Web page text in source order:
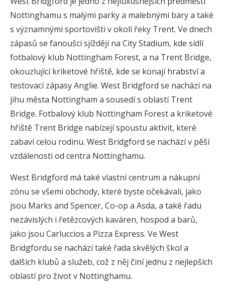
Nottinghamu s malými parky a malebnými bary a také
s významnými sportovišti v okolí řeky Trent. Ve dnech
zápasů se fanoušci sjíždějí na City Stadium, kde sídlí
fotbalový klub Nottingham Forest, a na Trent Bridge,
okouzlující kriketové hřiště, kde se konají hrabství a
testovací zápasy Anglie. West Bridgford se nachází na
jihu města Nottingham a sousedí s oblastí Trent
Bridge. Fotbalový klub Nottingham Forest a kriketové
hřiště Trent Bridge nabízejí spoustu aktivit, které
zabaví celou rodinu. West Bridgford se nachází v pěší
vzdálenosti od centra Nottinghamu.
West Bridgford má také vlastní centrum a nákupní
zónu se všemi obchody, které byste očekávali, jako
jsou Marks and Spencer, Co-op a Asda, a také řadu
nezávislých i řetězcových kaváren, hospod a barů,
jako jsou Carluccios a Pizza Express. Ve West
Bridgfordu se nachází také řada skvělých škol a
dalších klubů a služeb, což z něj činí jednu z nejlepších
oblastí pro život v Nottinghamu.